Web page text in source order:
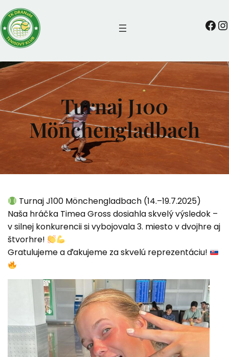
Prejsť
na
obsah
TKDRANaM Instagram
Turnaj J100
Mönchengladbach
Turnaj J100 Mönchengladbach (14.–19.7.2025)
Naša hráčka Timea Gross dosiahla skvelý výsledok –
v silnej konkurencii si vybojovala 3. miesto v dvojhre aj
štvorhre!
Gratulujeme a ďakujeme za skvelú reprezentáciu!